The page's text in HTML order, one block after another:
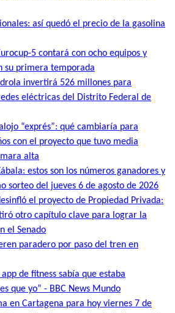
así quedó el precio de la gasolina
5 contará con ocho equipos y
su primera temporada
invertirá 526 millones para
eléctricas del Distrito Federal de
“exprés”: qué cambiaría para
con el proyecto que tuvo media
alta
estos son los números ganadores y
sorteo del jueves 6 de agosto de 2026
el proyecto de Propiedad Privada:
otro capítulo clave para lograr la
el Senado
paradero por paso del tren en
de fitness sabía que estaba
que yo” - BBC News Mundo
en Cartagena para hoy viernes 7 de